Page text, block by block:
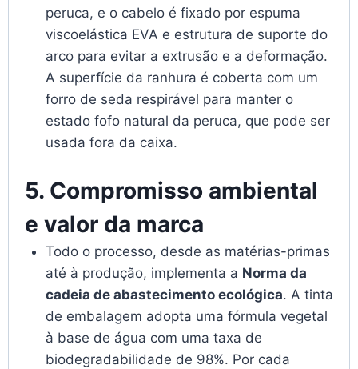
peruca, e o cabelo é fixado por espuma
viscoelástica EVA e estrutura de suporte do
arco para evitar a extrusão e a deformação.
A superfície da ranhura é coberta com um
forro de seda respirável para manter o
estado fofo natural da peruca, que pode ser
usada fora da caixa.
5. Compromisso ambiental
e valor da marca
Todo o processo, desde as matérias-primas
até à produção, implementa a Norma da
cadeia de abastecimento ecológica. A tinta
de embalagem adopta uma fórmula vegetal
à base de água com uma taxa de
biodegradabilidade de 98%. Por cada